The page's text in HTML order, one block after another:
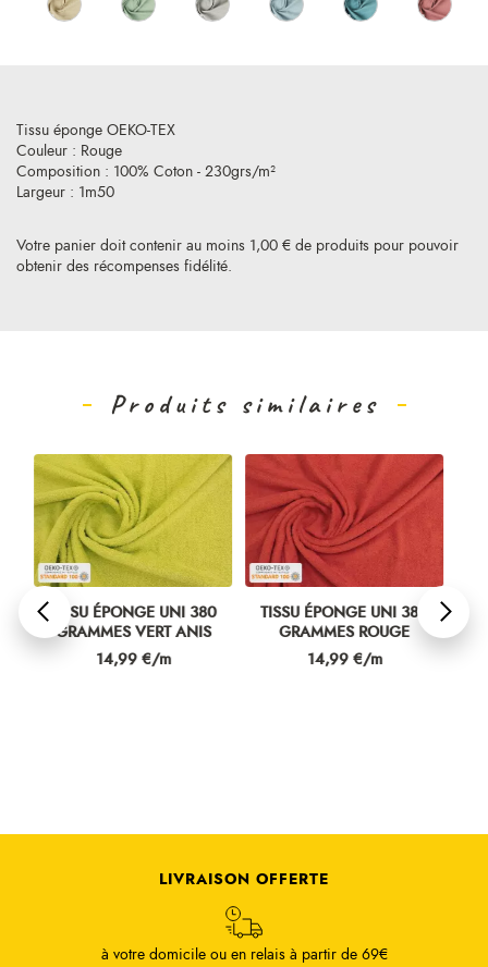
Votre panier doit contenir au moins 1,00 € de produits pour pouvoir
obtenir des récompenses fidélité.
Tissu éponge OEKO-TEX
Couleur : Rouge
Composition : 100% Coton - 230grs/m²
Largeur : 1m50
Produits similaires
TISSU ÉPONGE UNI 380
GRAMMES VERT ANIS
Prix
14,99 €/m
TISSU ÉPONGE UNI 380
GRAMMES ROUGE
Prix
14,99 €/m
LIVRAISON OFFERTE
à votre domicile ou en relais à partir de 69€